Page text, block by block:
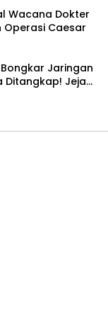
Wacana Dokter
Operasi Caesar
Jaringan
Ditangkap! Jejak